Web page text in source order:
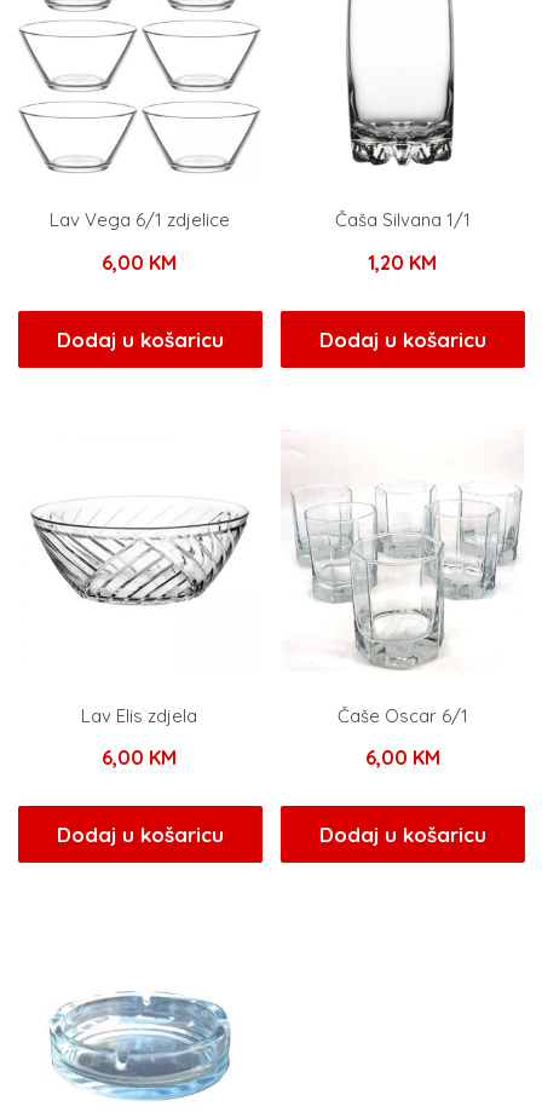
Lav Vega 6/1 zdjelice
6,00 KM
Dodaj u košaricu
Čaša Silvana 1/1
1,20 KM
Dodaj u košaricu
Lav Elis zdjela
6,00 KM
Dodaj u košaricu
Čaše Oscar 6/1
6,00 KM
Dodaj u košaricu